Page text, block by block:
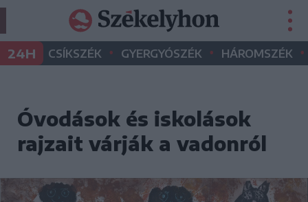
24H CSÍKSZÉK • GYERGYÓSZÉK • HÁROMSZÉK •
Óvodások és iskolások
rajzait várják a vadonról